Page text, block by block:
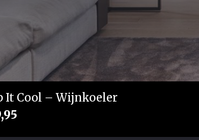
It Cool – Wijnkoeler